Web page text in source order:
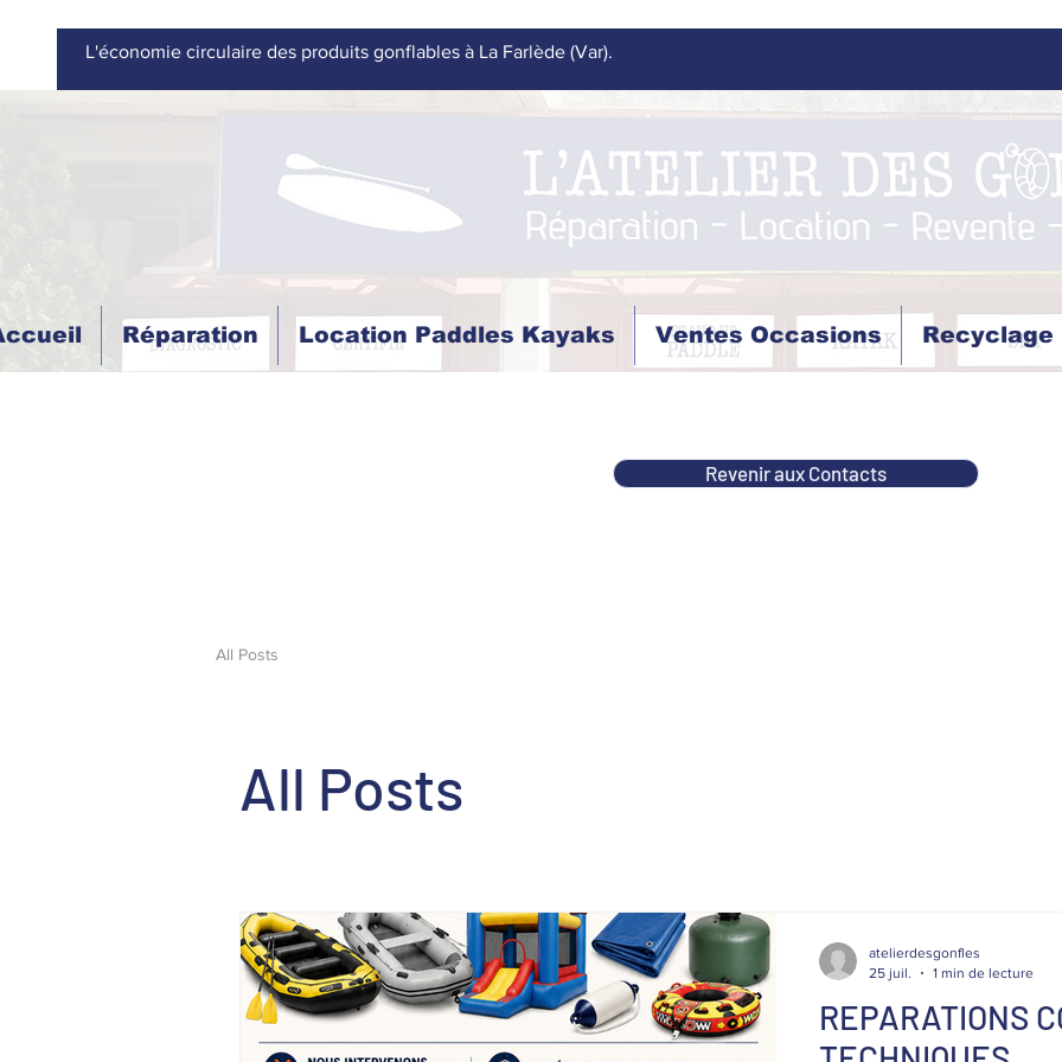
L'économie circulaire des produits gonflables à La Farlède (Var).
Réparation Location Paddles Kayaks Ventes Occasions Recyclage
Revenir aux Contacts
All Posts
All Posts
REPARATIONS
atelierdesgonfles
25 juil.
1 min de lecture